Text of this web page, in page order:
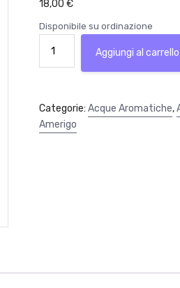
18,00€
Disponibile su ordinazione
Corpo
Spray
&
Frutti
100ml
Aggiungi al carrello
Categorie:Acque Aromatiche,
Amerigo